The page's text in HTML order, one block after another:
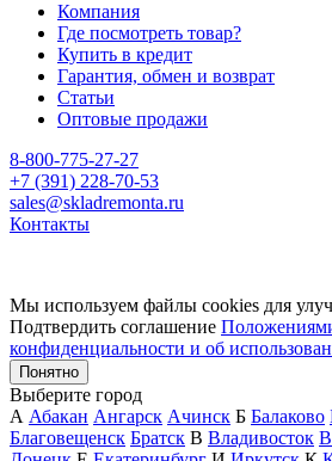
Компания
Где посмотреть товар?
Купить в кредит
Гарантия, обмен и возврат
Статьи
Оптовые продажи
8-800-775-27-27
+7 (391) 228-70-53
sales@skladremonta.ru
Контакты
Мы используем файлы cookies для
Подтвердить соглашение
конфиденциальности и об
Понятно
Выберите город
А Абакан Ангарск Ачинск Б Балаково
Благовещенск Братск В Владивосток